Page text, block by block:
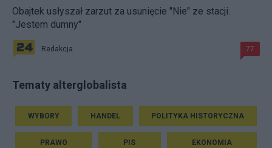
Obajtek usłyszał zarzut za usunięcie "Nie" ze stacji.
"Jestem dumny"
Redakcja 77
Tematy alterglobalista
WYBORY HANDEL POLITYKA HISTORYCZNA
PRAWO PIS EKONOMIA